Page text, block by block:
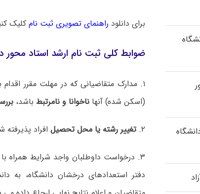
برای دانلود راهنمای تصویری ثبت نامکلیک
ضوابط کلی ثبت نام ارشد استاد
۱. مدارک متقاضیانی که در مهلت مقرر
(اسکن شده) آنها ناخوانا و نامرتبطباشد،
۲. تغییر رشته یا محل تحصیلافراد پذیرفته
۳. درخواست داوطلبان واجد شرایط همراه
دفتر استعدادهای درخشان دانشگاه،